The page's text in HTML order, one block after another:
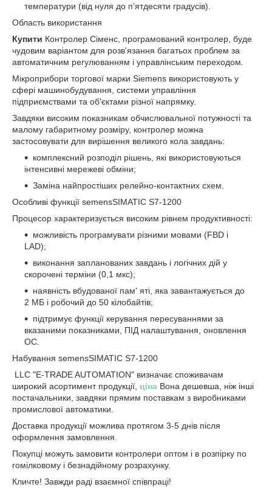
температури (від нуля до п’ятдесяти градусів).
Область використання
Купити Контролер Сіменс, програмований контролер, буде
чудовим варіантом для розв'язання багатьох проблем за
автоматичним регулюванням і управлінським переходом.
Мікроприбори торгової марки Siemens використовують у
сфері машинобудування, системи управління
підприємствами та об'єктами різної напрямку.
Завдяки високим показникам обчислювальної потужності та
малому габаритному розміру, контролер можна
застосовувати для вирішення великого кола завдань:
комплексний розподіл рішень, які використовуються
інтенсивні мережеві обміни;
Заміна найпростіших релейно-контактних схем.
Особливі функції semensSIMATIC S7-1200
Процесор характеризується високим рівнем продуктивності:
можливість програмувати різними мовами (FBD і
LAD);
виконання запланованих завдань і логічних дій у
скорочені терміни (0,1 мкс);
наявність вбудованої пам' яті, яка завантажується до
2 МБ і робочий до 50 кілобайтів;
підтримує функції керування пересуваннями за
вказаними показниками, ПІД налаштування, оновлення
ОС.
Набування semensSIMATIC S7-1200
LLC "E-TRADE AUTOMATION" визначає споживачам
широкий асортимент продукції, ціна Вона дешевша, ніж інші
постачальники, завдяки прямим поставкам з виробниками
промислової автоматики.
Доставка продукції можлива протягом 3-5 днів після
оформлення замовлення.
Покупці можуть замовити контролери оптом і в розпірку по
гомілковому і безнадійному розрахунку.
Кличте! Завжди раді взаємної співпраці!